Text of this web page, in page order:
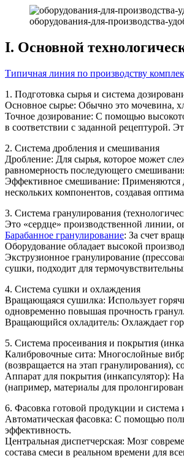
оборудования-для-производства-
I. Основной
Типичная линия по производству
1. Подготовка сырья и система
Основное сырье: Обычно это мочевина,
Точное дозирование: С помощью
в соответствии с заданной рецептурой.
2. Система дробления и смешивания
Дробление: Для сырья, которое может
равномерность последующего
Эффективное смешивание: Применяются
нескольких компонентов, создавая
3. Система гранулирования
Это «сердце» производственной линии,
Барабанное гранулирование: За счет
Оборудование обладает высокой
Экструзионное гранулирование
сушки, подходит для
4. Система сушки и охлаждения
Вращающаяся сушилка: Использует
одновременно повышая прочность гранул.
Вращающийся охладитель: Охлаждает
5. Система просеивания и покрытия
Калибровочные сита: Многослойные
(возвращается на этап гранулирования),
Аппарат для покрытия (инкапсулятор):
(например, материалы для
6. Фасовка готовой продукции и система
Автоматическая фасовка: С помощью
эффективность.
Центральная диспетчерская: Мозг
состава смеси в реальном времени для